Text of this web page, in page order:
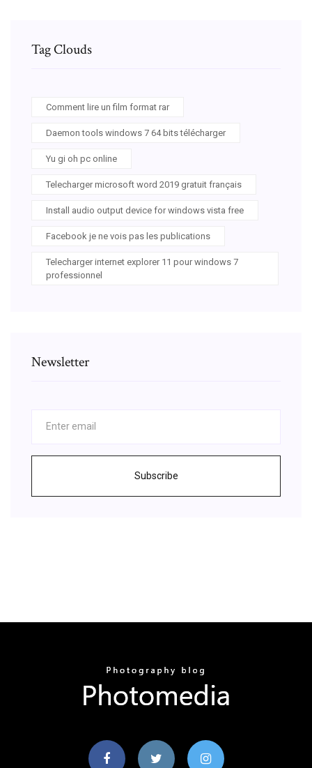
Tag Clouds
Comment lire un film format rar
Daemon tools windows 7 64 bits télécharger
Yu gi oh pc online
Telecharger microsoft word 2019 gratuit français
Install audio output device for windows vista free
Facebook je ne vois pas les publications
Telecharger internet explorer 11 pour windows 7
professionnel
Newsletter
Subscribe